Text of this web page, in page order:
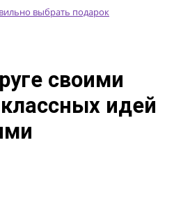
своими
идей